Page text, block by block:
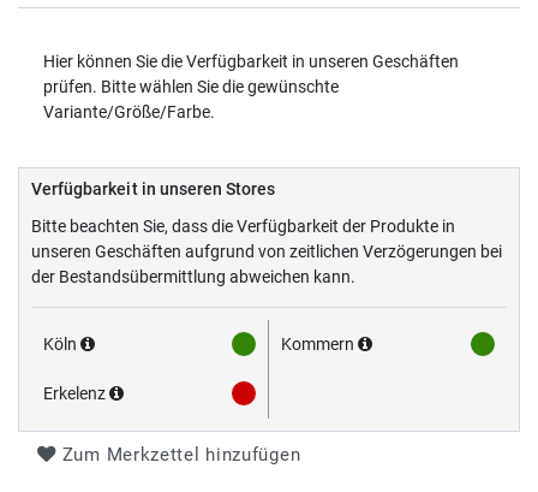
Hier können Sie die Verfügbarkeit in unseren Geschäften
prüfen. Bitte wählen Sie die gewünschte
Variante/Größe/Farbe.
Verfügbarkeit in unseren Stores
Bitte beachten Sie, dass die Verfügbarkeit der Produkte in
unseren Geschäften aufgrund von zeitlichen Verzögerungen bei
der Bestandsübermittlung abweichen kann.
Köln Kommern
Erkelenz
Zum Merkzettel hinzufügen